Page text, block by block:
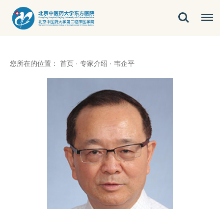
您所在的位置： 首页 · 专家介绍 · 韦企平